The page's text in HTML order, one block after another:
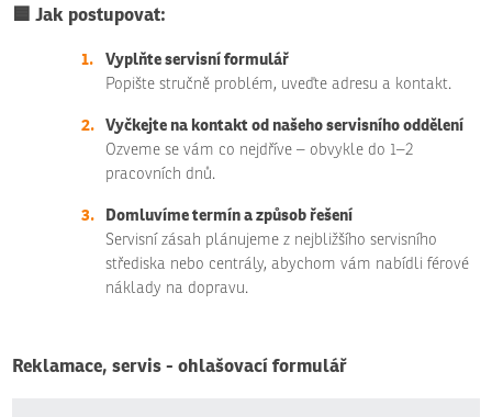
🟦Jak postupovat:
Vyplňte servisní formulář
Popište stručně problém, uveďte adresu a kontakt.
Vyčkejte na kontakt od našeho servisního oddělení
Ozveme se vám co nejdříve – obvykle do 1–2
pracovních dnů.
Domluvíme termín a způsob řešení
Servisní zásah plánujeme z nejbližšího servisního
střediska nebo centrály, abychom vám nabídli férové
náklady na dopravu.
Reklamace, servis - ohlašovací formulář